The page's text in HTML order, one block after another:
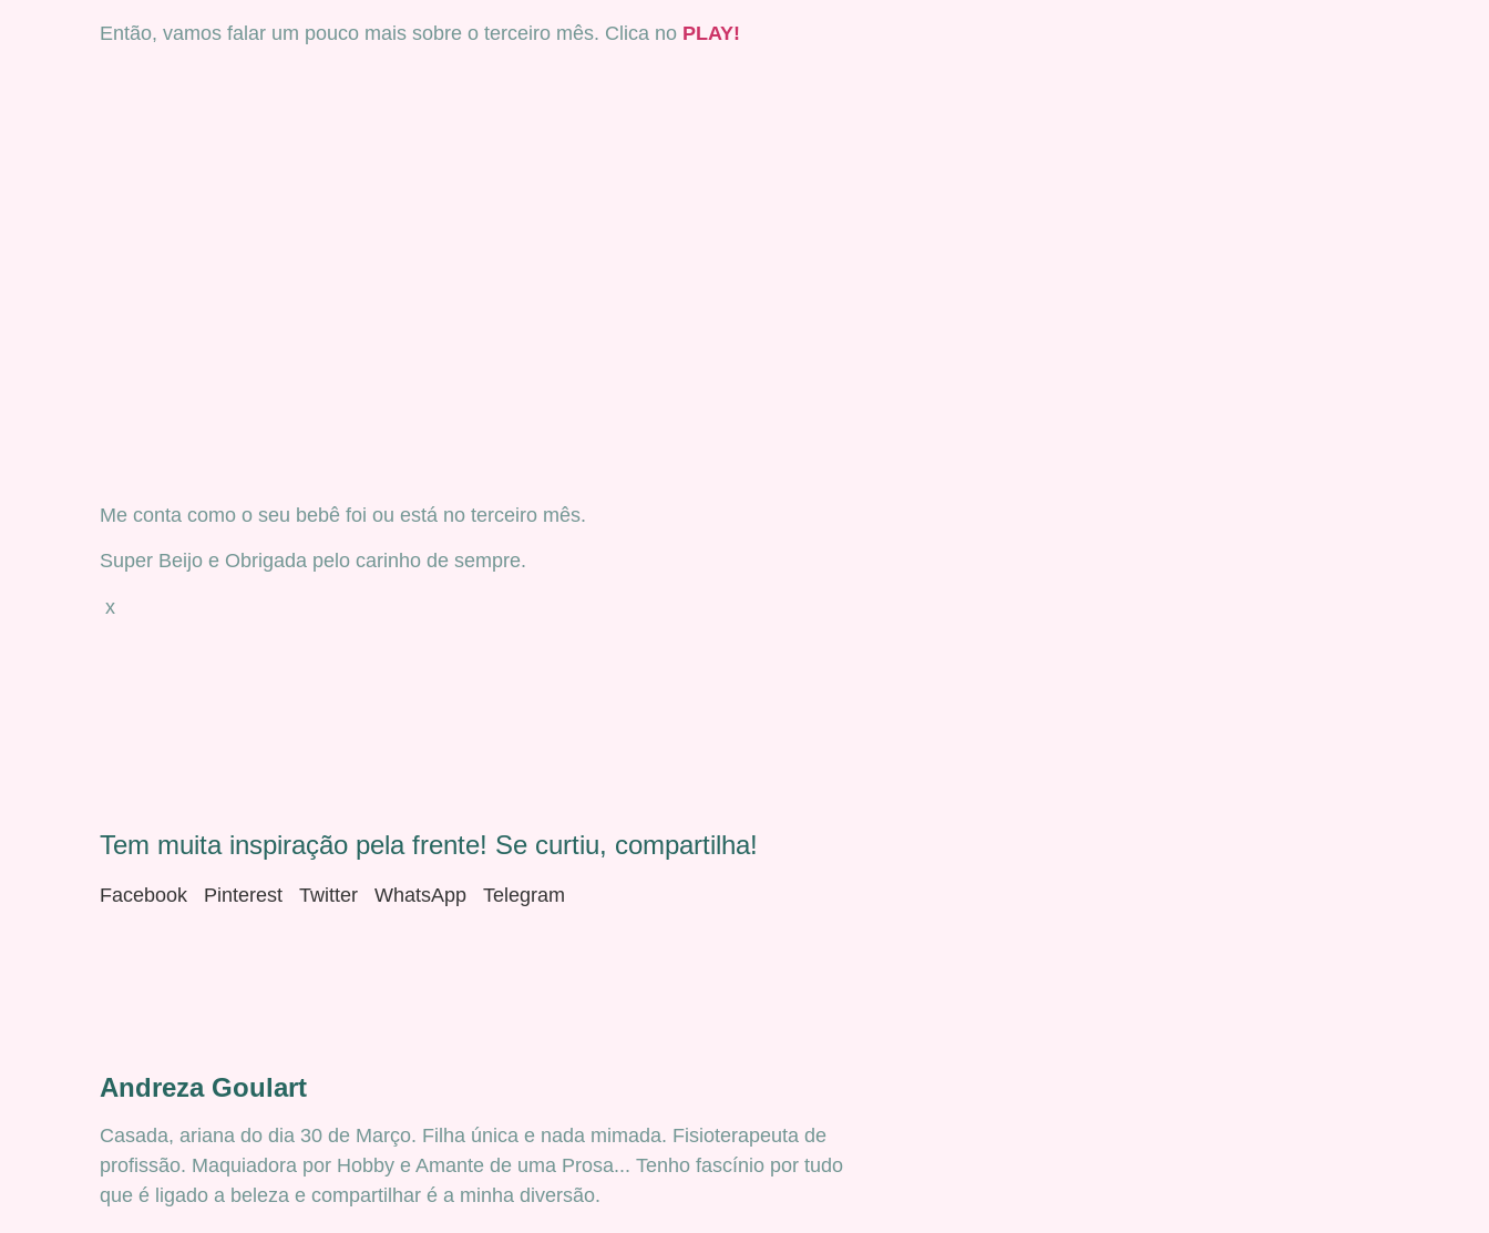
Então, vamos falar um pouco mais sobre o terceiro mês. Clica no PLAY!
Me conta como o seu bebê foi ou está no terceiro mês.
Super Beijo e Obrigada pelo carinho de sempre.
x
Tem muita inspiração pela frente! Se curtiu, compartilha!
Facebook Pinterest Twitter WhatsApp Telegram
Andreza Goulart
Casada, ariana do dia 30 de Março. Filha única e nada mimada. Fisioterapeuta de
profissão. Maquiadora por Hobby e Amante de uma Prosa... Tenho fascínio por tudo
que é ligado a beleza e compartilhar é a minha diversão.